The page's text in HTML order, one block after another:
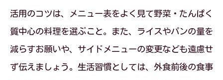
生活習慣・食事ノウハウを活用した工夫
ポイント
ダイエット外食 サイゼリヤ流の食事ノウ
ハウ活用術
活用のコツは、メニュー表をよく見て野菜・たんぱく
質中心の料理を選ぶこと。また、ライスやパンの量を
減らすお願いや、サイドメニューの変更なども遠慮せ
ず伝えましょう。生活習慣としては、外食前後の食事